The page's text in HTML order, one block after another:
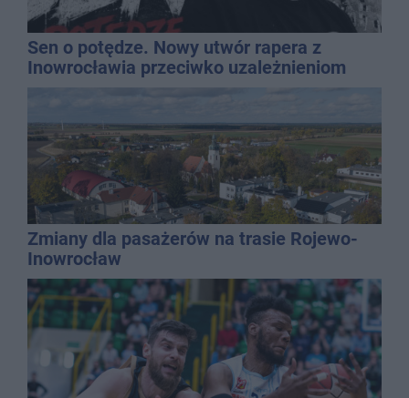
Sen o potędze. Nowy utwór rapera z
Inowrocławia przeciwko uzależnieniom
Zmiany dla pasażerów na trasie Rojewo-
Inowrocław